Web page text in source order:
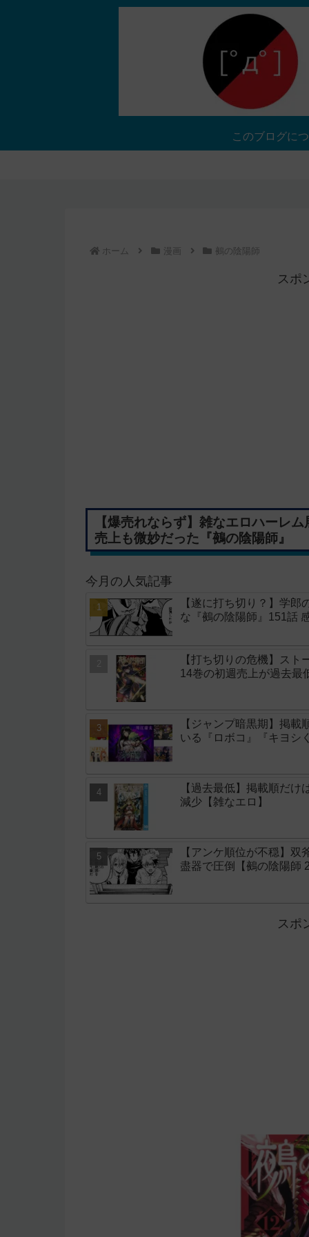
このブログに
ホーム 漫画 鵺の陰陽師
スポ
【爆売れならず】雑なエロハーレ
売上も微妙だった『鵺の陰陽師』
今月の人気記事
【遂に打ち切り？】学
な『鵺の陰陽師』151話
【打ち切りの危機】ス
14巻の初週売上が過去最
【ジャンプ暗黒期】掲
いる『ロボコ』『キヨシ
【過去最低】掲載順だ
減少【雑なエロ】
【アンケ順位が不穏】
盡器で圧倒【鵺の陰陽師
スポ